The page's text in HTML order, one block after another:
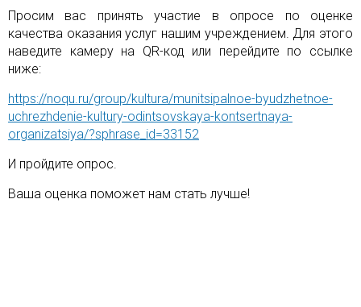
Просим вас принять участие в опросе по оценке
качества оказания услуг нашим учреждением. Для этого
наведите камеру на QR-код или перейдите по ссылке
ниже:
https://noqu.ru/group/kultura/munitsipalnoe-byudzhetnoe-
uchrezhdenie-kultury-odintsovskaya-kontsertnaya-
organizatsiya/?sphrase_id=33152
И пройдите опрос.
Ваша оценка поможет нам стать лучше!